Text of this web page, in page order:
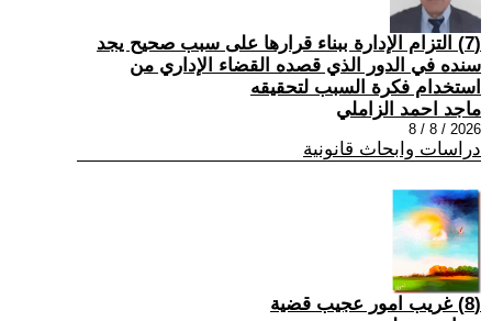
(7) التزام الإدارة ببناء قرارها على سبب صحیح یجد
سنده في الدور الذي قصده القضاء الإداري من
استخدام فكرة السبب لتحقیقه
ماجد احمد الزاملي
2026 / 8 / 8
دراسات وابحاث قانونية
(8) غريب امور عجيب قضية